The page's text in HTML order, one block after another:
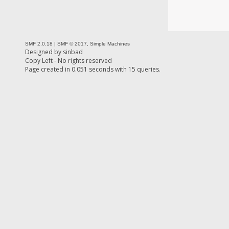
SMF 2.0.18 | SMF © 2017 Simple Machines
Designed by sinbad
Copy Left - No rights reserved
Page created in 0.051 seconds with 15 queries.